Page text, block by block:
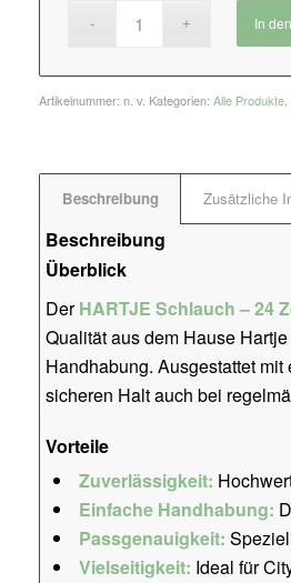
In
Artikelnummer:n. v. Kategorien:Alle Produkte
Beschreibung Zusätzliche
Beschreibung
Überblick
DerHARTJE Schlauch – 24
Qualität aus dem Hause
Handhabung. Ausgestattet
sicheren Halt auch bei
Vorteile
Zuverlässigkeit:
Einfache Handhabung:
Passgenauigkeit:
Vielseitigkeit: Ideal für